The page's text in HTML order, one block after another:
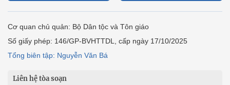
Cơ quan chủ quản: Bộ Dân tộc và Tôn giáo
Số giấy phép: 146/GP-BVHTTDL, cấp ngày 17/10/2025
Tổng biên tập: Nguyễn Văn Bá
Liên hệ tòa soạn